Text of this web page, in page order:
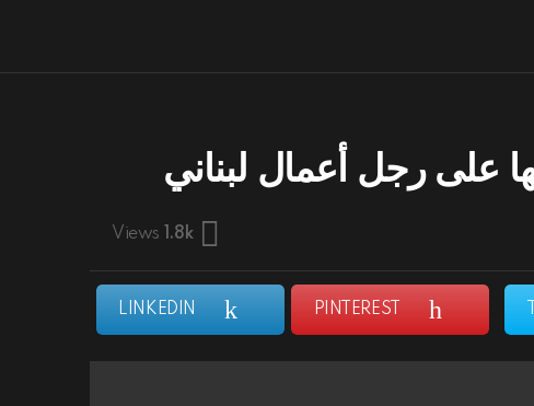
على رجل أعمال لبناني
1.8k
Views
PINTEREST
LINKEDIN